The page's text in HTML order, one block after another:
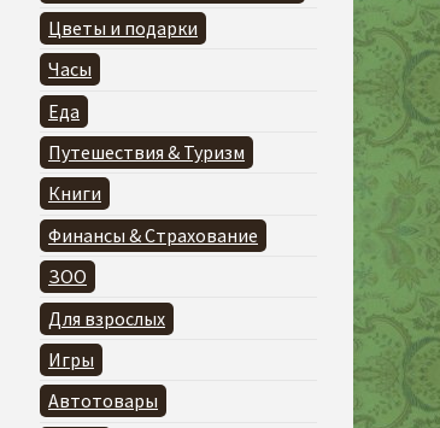
Цветы и подарки
Часы
Еда
Путешествия & Туризм
Книги
Финансы & Страхование
ЗОО
Для взрослых
Игры
Автотовары